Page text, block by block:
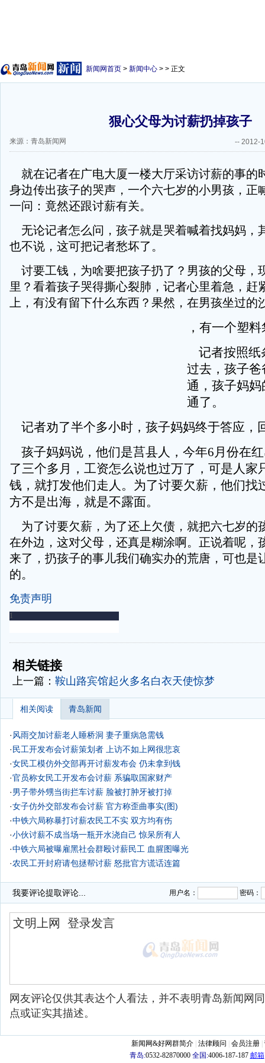
新闻网首页 > 新闻中心 > > 正文
狠心父母为讨薪扔掉孩子
来源：青岛新闻网 -- 2012-
就在记者在广电大厦一楼大厅采访讨薪的事的
身边传出孩子的哭声，一个六七岁的小男孩，正
一问：竟然还跟讨薪有关。
无论记者怎么问，孩子就是哭着喊着找妈妈，
也不说，这可把记者愁坏了。
讨要工钱，为啥要把孩子扔了？男孩的父母，
里？看着孩子哭得撕心裂肺，记者心里着急，赶
上，有没有留下什么东西？果然，在男孩坐过的
，有一个塑
记者按照纸
过去，孩子
通，孩子妈
通了。
记者劝了半个多小时，孩子妈妈终于答应，
孩子妈妈说，他们是莒县人，今年6月份在
了三个多月，工资怎么说也过万了，可是人家
钱，就打发他们走人。为了讨要欠薪，他们找
方不是出海，就是不露面。
为了讨要欠薪，为了还上欠债，就把六七岁的
在外边，这对父母，还真是糊涂啊。正说着呢，
来了，扔孩子的事儿我们确实办的荒唐，可也是
的。
免责声明
-
相关链接
上一篇： 鞍山路宾馆起火多名白衣天使惊梦
相关阅读 青岛新闻
· 风雨交加讨薪老人睡桥洞 妻子重病急需钱
· 民工开发布会讨薪策划者 上访不如上网很悲哀
·女民工模仿外交部再开讨薪发布会 仍未拿到钱
·官员称女民工开发布会讨薪 系骗取国家财产
·男子带外甥当街拦车讨薪 脸被打肿牙被打掉
·女子仿外交部发布会讨薪 官方称歪曲事实(图)
·中铁六局称暴打讨薪农民工不实 双方均有伤
·小伙讨薪不成当场一瓶开水浇自己 惊呆所有人
·中铁六局被曝雇黑社会群殴讨薪民工 血腥图曝光
·农民工开封府请包拯帮讨薪 怒批官方谎话连篇
我要评论提取评论... 用户名： 密码：
网友评论仅供其表达个人看法，并不表明青岛新闻网
点或证实其描述。